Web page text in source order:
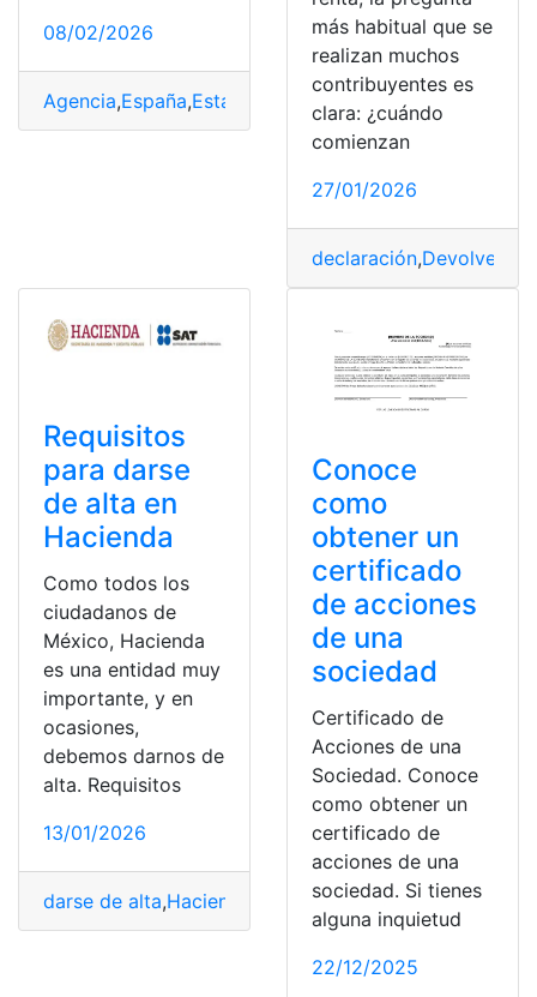
08/02/2026
Agencia,España,Estafa Hacienda suplanta
más habitual que se
realizan muchos
contribuyentes es
clara: ¿cuándo
comienzan
27/01/2026
declaración,Devolver
Requisitos
para darse
de alta en
Hacienda
Como todos los
ciudadanos de
México, Hacienda
es una entidad muy
importante, y en
ocasiones,
debemos darnos de
alta. Requisitos
13/01/2026
darse de alta,Hacienda México,Proceso Requisitos
Conoce
como
obtener un
certificado
de acciones
de una
sociedad
Certificado de
Acciones de una
Sociedad. Conoce
como obtener un
certificado de
acciones de una
sociedad. Si tienes
alguna inquietud
22/12/2025